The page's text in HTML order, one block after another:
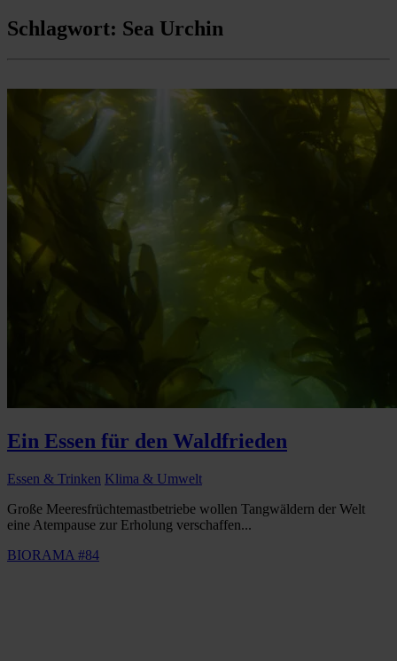
Schlagwort: Sea Urchin
Ein Essen für den Waldfrieden
Essen & Trinken Klima & Umwelt
Große Meeresfrüchtemastbetriebe wollen Tangwäldern der Welt
eine Atempause zur Erholung verschaffen...
BIORAMA #84